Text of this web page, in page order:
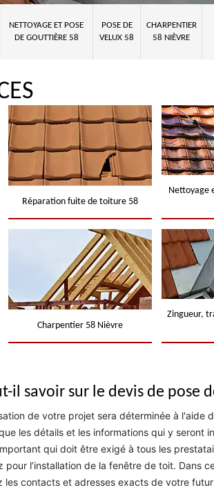
NETTOYAGE ET POSE
DE GOUTTIÈRE 58
POSE DE
VELUX 58
CHARPENTIER
58 NIÈVRE
Réparation fuite de toiture 58
Nettoyage
Charpentier 58 Nièvre
Zingueur,
il savoir sur le devis de pose
de votre projet sera déterminée à l'aide
les détails et les informations qui y seront
qui doit être exigé à tous les
pour l’installation de la fenêtre de toit. Dans
les contacts et adresses exacts de votre